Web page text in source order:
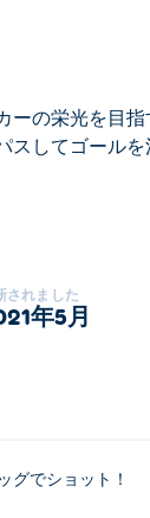
ーの栄光を目
スしてゴール
。
されました
年5月
グでショット！